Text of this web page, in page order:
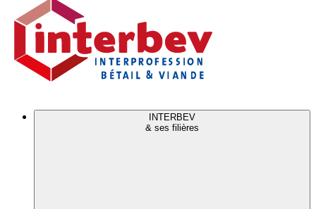
site
INTERBEV
& ses filières